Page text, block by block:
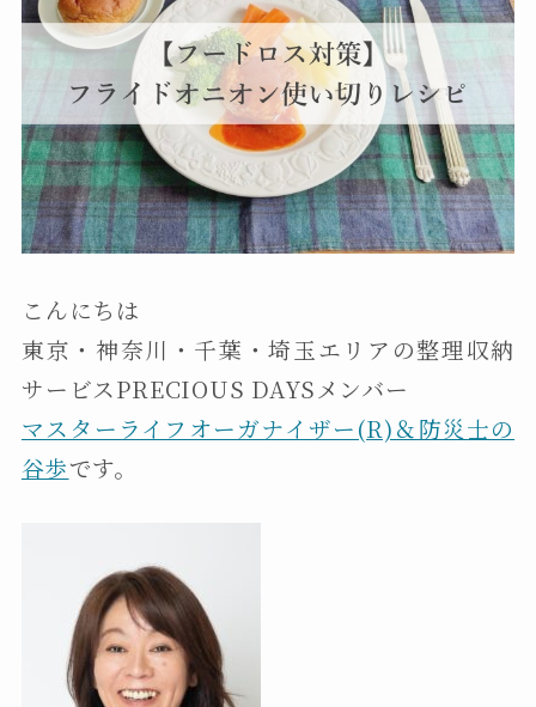
こんにちは
東京・神奈川・千葉・埼玉エリアの整理収納
サービスPRECIOUS DAYSメンバー
マスターライフオーガナイザー(R)＆防災士の
谷歩です。